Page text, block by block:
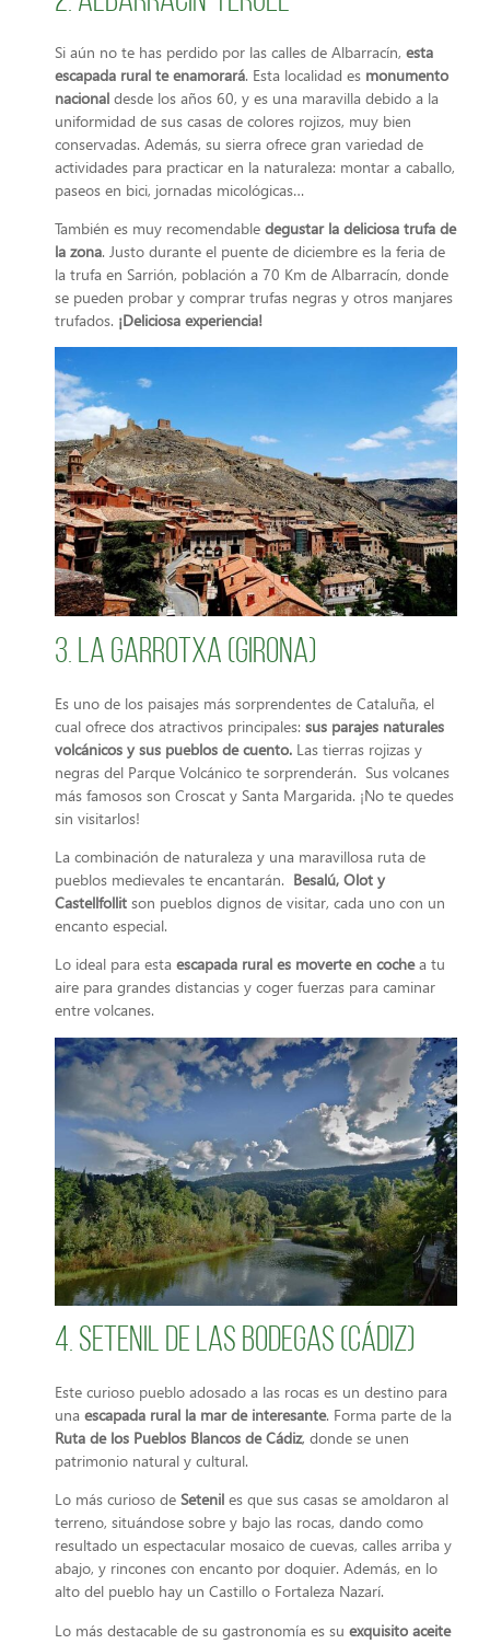
Si aún no te has perdido por las calles de Albarracín, esta
escapada rural te enamorará. Esta localidad es monumento
nacional desde los años 60, y es una maravilla debido a la
uniformidad de sus casas de colores rojizos, muy bien
conservadas. Además, su sierra ofrece gran variedad de
actividades para practicar en la naturaleza: montar a caballo,
paseos en bici, jornadas micológicas…
También es muy recomendable degustar la deliciosa trufa de
la zona. Justo durante el puente de diciembre es la feria de
la trufa en Sarrión, población a 70 Km de Albarracín, donde
se pueden probar y comprar trufas negras y otros manjares
trufados. ¡Deliciosa experiencia!
3. La Garrotxa (Girona)
Es uno de los paisajes más sorprendentes de Cataluña, el
cual ofrece dos atractivos principales: sus parajes naturales
volcánicos y sus pueblos de cuento. Las tierras rojizas y
negras del Parque Volcánico te sorprenderán. Sus volcanes
más famosos son Croscat y Santa Margarida. ¡No te quedes
sin visitarlos!
La combinación de naturaleza y una maravillosa ruta de
pueblos medievales te encantarán. Besalú, Olot y
Castellfollit son pueblos dignos de visitar, cada uno con un
encanto especial.
Lo ideal para esta escapada rural es moverte en cochea tu
aire para grandes distancias y coger fuerzas para caminar
entre volcanes.
4. Setenil de las Bodegas (Cádiz)
Este curioso pueblo adosado a las rocas es un destino para
una escapada rural la mar de interesante. Forma parte de la
Ruta de los Pueblos Blancos de Cádiz, donde se unen
patrimonio natural y cultural.
Lo más curioso de Setenil es que sus casas se amoldaron al
terreno, situándose sobre y bajo las rocas, dando como
resultado un espectacular mosaico de cuevas, calles arriba y
abajo, y rincones con encanto por doquier. Además, en lo
alto del pueblo hay un Castillo o Fortaleza Nazarí.
Lo más destacable de su gastronomía es su exquisito aceite